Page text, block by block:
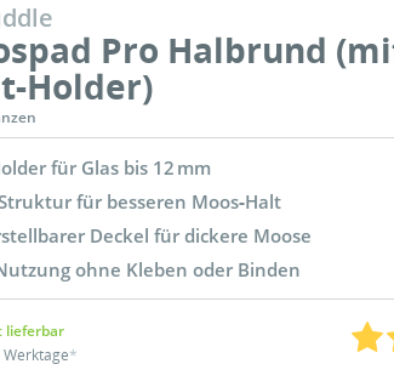
Pro Halbrund
Holder)
für Glas bis 12 mm
für besseren Moos‑Halt
Deckel für dickere Moose
ohne Kleben oder Binden
lieferbar
*